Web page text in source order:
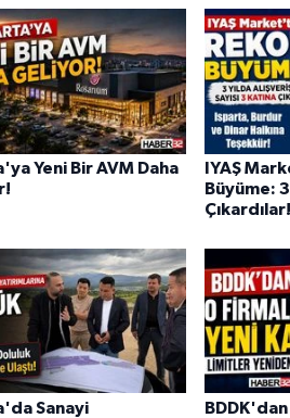
Yeni Bir AVM Daha
IYAŞ
Büyüme:
Çıkardılar!
Sanayi